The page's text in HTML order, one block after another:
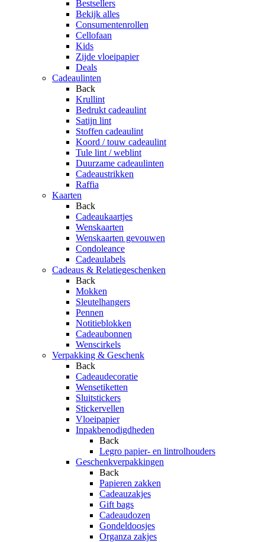
Bestsellers
Bekijk alles
Consumentenrollen
Cellofaan
Kids
Zijde vloeipapier
Deals
Cadeaulinten
Back
Krullint
Bedrukt cadeaulint
Satijn lint
Stoffen cadeaulint
Koord / touw cadeaulint
Tule lint / weblint
Duurzame cadeaulinten
Cadeaustrikken
Raffia
Kaarten
Back
Cadeaukaartjes
Wenskaarten
Wenskaarten gevouwen
Condoleance
Cadeaulabels
Cadeaus & Relatiegeschenken
Back
Mokken
Sleutelhangers
Pennen
Notitieblokken
Cadeaubonnen
Wenscirkels
Verpakking & Geschenk
Back
Cadeaudecoratie
Wensetiketten
Sluitstickers
Stickervellen
Vloeipapier
Inpakbenodigdheden
Back
Legro papier- en lintrolhouders
Geschenkverpakkingen
Back
Papieren zakken
Cadeauzakjes
Gift bags
Cadeaudozen
Gondeldoosjes
Organza zakjes